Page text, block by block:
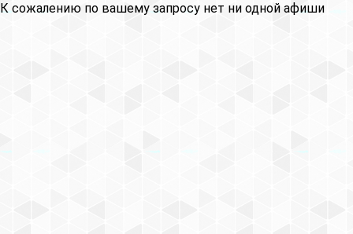
К сожалению по вашему запросу нет ни одной афиши